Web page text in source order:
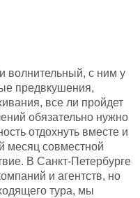
волнительный, с ним у
предвкушения,
все ли пройдет
обязательно нужно
отдохнуть вместе и
месяц совместной
В Санкт-Петербурге
и агентств, но
тура, мы